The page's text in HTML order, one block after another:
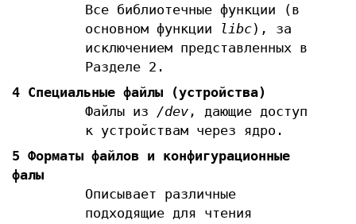
Все библиотечные функции (в
основном функции
libc), за
исключением представленных в
Разделе 2.
4 Специальные файлы (устройства)
Файлы из /dev, дающие доступ
к устройствам через ядро.
5 Форматы файлов и конфигурационные
фалы
Описывает различные
подходящие для чтения